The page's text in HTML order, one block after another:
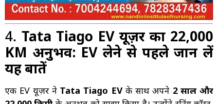
4. Tata Tiago EV यूज़र का 22,000
KM अनुभव: EV लेने से पहले जान लें
यह बातें
एक EV यूज़र ने Tata Tiago EVके साथ अपने 2 साल और